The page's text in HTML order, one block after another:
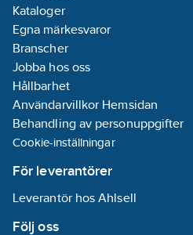
Kataloger
Egna märkesvaror
Branscher
Jobba hos oss
Hållbarhet
Användarvillkor Hemsidan
Behandling av personuppgifter
Cookie-inställningar
För leverantörer
Leverantör hos Ahlsell
Följ oss